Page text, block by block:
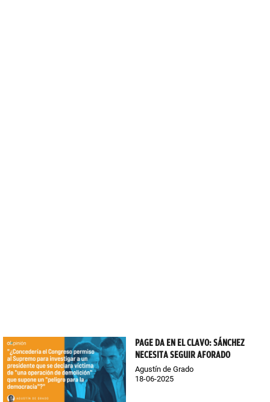
PAGE DA EN EL CLAVO: SÁNCHEZ
NECESITA SEGUIR AFORADO
Agustín de Grado
18-06-2025